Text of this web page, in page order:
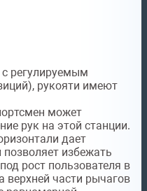
регулируемым
рукояти имеют
может
рук на этой станции.
дает
избежать
рост пользователя в
верхней части рычагов